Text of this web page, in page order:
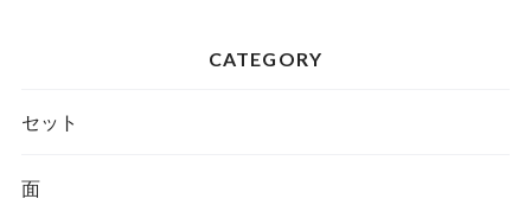
CATEGORY
セット
面